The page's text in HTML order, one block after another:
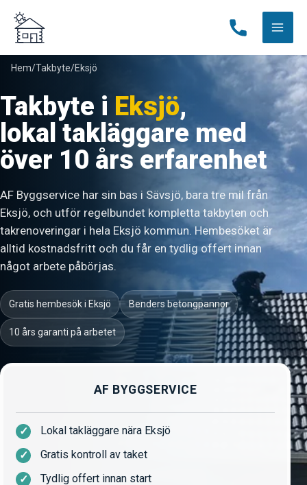
Hoppa
innehåll
Hem/Takbyte/Eksjö
Takbyte i Eksjö,
lokal takläggare med
över 10 års erfarenhet
AF Byggservice har sin bas i Sävsjö, bara tre mil från
Eksjö, och utför regelbundet kompletta takbyten och
takrenoveringar i hela Eksjö kommun. Hembesöket är
alltid kostnadsfritt och du får en tydlig offert innan
något arbete påbörjas.
Gratis hembesök i Eksjö Benders betongpannor
10 års garanti på arbetet
AF BYGGSERVICE
Lokal takläggare nära Eksjö
Gratis kontroll av taket
Tydlig offert innan start